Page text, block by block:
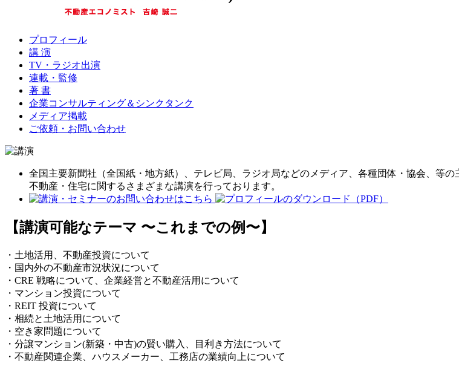
プロフィール
講 演
TV・ラジオ出演
連載・監修
著 書
企業コンサルティング＆シンクタンク
メディア掲載
ご依頼・お問い合わせ
全国主要新聞社（全国紙・地方紙）、テレビ局、ラジオ局などのメディア、各種団体・協会、等
不動産・住宅に関するさまざまな講演を行っております。
【講演可能なテーマ 〜これまでの例〜】
・土地活用、不動産投資について
・国内外の不動産市況状況について
・CRE 戦略について、企業経営と不動産活用について
・マンション投資について
・REIT 投資について
・相続と土地活用について
・空き家問題について
・分譲マンション(新築・中古)の賢い購入、目利き方法について
・不動産関連企業、ハウスメーカー、工務店の業績向上について